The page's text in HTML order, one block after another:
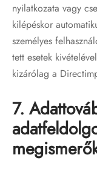
nyilatkozata vagy
kilépéskor
személyes
tett esetek
kizárólag a
7.